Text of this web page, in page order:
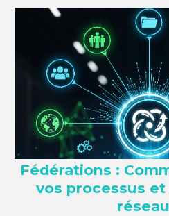
Fédérations :
vos processus